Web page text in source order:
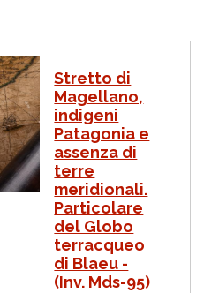
Stretto di
Magellano,
indigeni
Patagonia e
assenza di
terre
meridionali.
Particolare
del Globo
terracqueo
di Blaeu -
(Inv. Mds-95)